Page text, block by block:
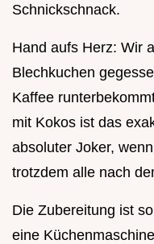
Schnickschnack.
Hand aufs Herz: Wir
Blechkuchen
Kaffee
mit Kokos ist das
absoluter Joker,
trotzdem alle nach
Die Zubereitung ist
eine